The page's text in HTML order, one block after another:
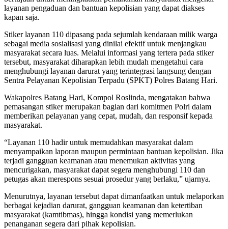
layanan pengaduan dan bantuan kepolisian yang dapat diakses
kapan saja.
Stiker layanan 110 dipasang pada sejumlah kendaraan milik warga
sebagai media sosialisasi yang dinilai efektif untuk menjangkau
masyarakat secara luas. Melalui informasi yang tertera pada stiker
tersebut, masyarakat diharapkan lebih mudah mengetahui cara
menghubungi layanan darurat yang terintegrasi langsung dengan
Sentra Pelayanan Kepolisian Terpadu (SPKT) Polres Batang Hari.
Wakapolres Batang Hari, Kompol Roslinda, mengatakan bahwa
pemasangan stiker merupakan bagian dari komitmen Polri dalam
memberikan pelayanan yang cepat, mudah, dan responsif kepada
masyarakat.
“Layanan 110 hadir untuk memudahkan masyarakat dalam
menyampaikan laporan maupun permintaan bantuan kepolisian. Jika
terjadi gangguan keamanan atau menemukan aktivitas yang
mencurigakan, masyarakat dapat segera menghubungi 110 dan
petugas akan merespons sesuai prosedur yang berlaku,” ujarnya.
Menurutnya, layanan tersebut dapat dimanfaatkan untuk melaporkan
berbagai kejadian darurat, gangguan keamanan dan ketertiban
masyarakat (kamtibmas), hingga kondisi yang memerlukan
penanganan segera dari pihak kepolisian.